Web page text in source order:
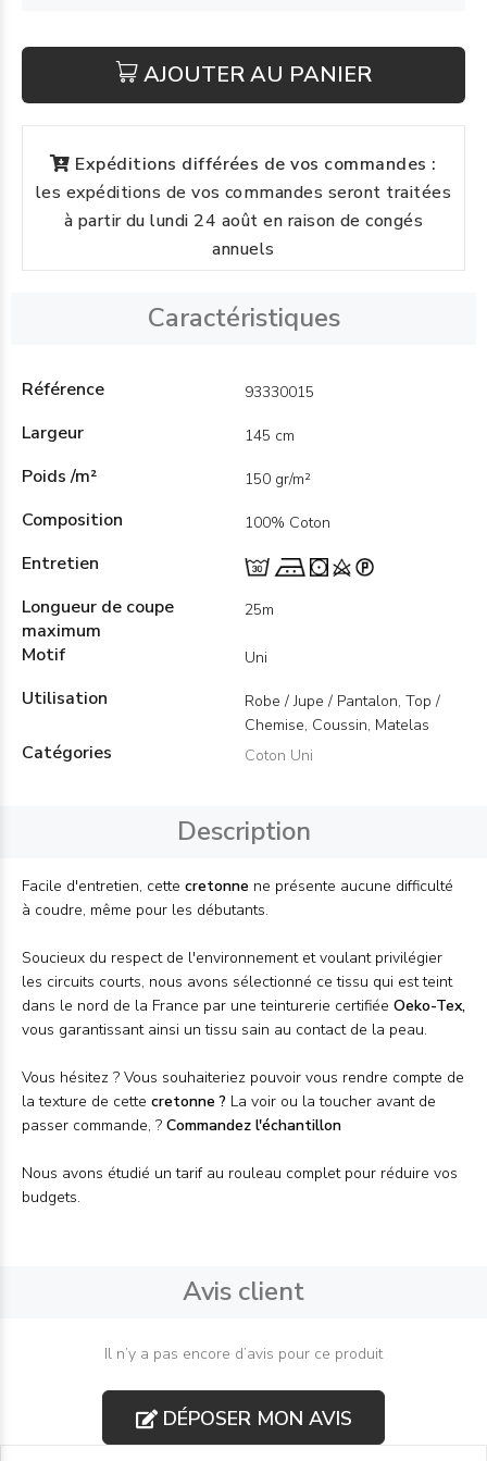
AJOUTER AU PANIER
Expéditions différées de vos commandes :
les expéditions de vos commandes seront traitées
à partir du lundi 24 août en raison de congés
annuels
Caractéristiques
Référence 93330015
Largeur 145 cm
Poids /m² 150 gr/m²
Composition 100% Coton
Entretien
Longueur de coupe
maximum
25m
Motif Uni
Utilisation
Robe / Jupe / Pantalon, Top /
Chemise, Coussin, Matelas
Catégories Coton Uni
Description
Facile d'entretien, cette cretonne ne présente aucune difficulté
à coudre, même pour les débutants.
Soucieux du respect de l'environnement et voulant privilégier
les circuits courts, nous avons sélectionné ce tissu qui est teint
dans le nord de la France par une teinturerie certifiée Oeko-Tex,
vous garantissant ainsi un tissu sain au contact de la peau.
Vous hésitez ? Vous souhaiteriez pouvoir vous rendre compte de
la texture de cette cretonne ? La voir ou la toucher avant de
passer commande, ? Commandez l'échantillon
Nous avons étudié un tarif au rouleau complet pour réduire vos
budgets.
Avis client
Il n’y a pas encore d’avis pour ce produit
DÉPOSER MON AVIS